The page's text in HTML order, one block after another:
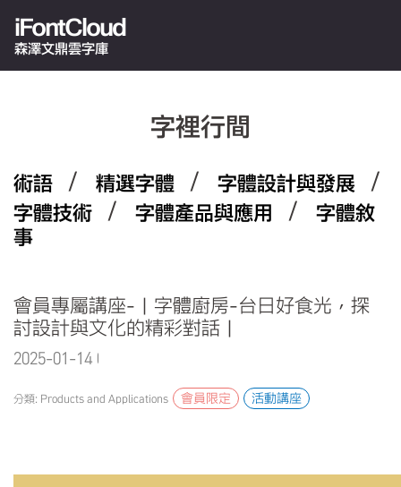
iFontCloud
森澤文鼎雲字庫
字裡行間
術語 / 精選字體 / 字體設計與發展 /
字體技術 / 字體產品與應用 /
字體敘
事
會員專屬講座-｜字體廚房-台日好食光，探
討設計與文化的精彩對話｜
2025-01-14 00:00:00.0
分類: Products and Applications 會員限定 活動講座